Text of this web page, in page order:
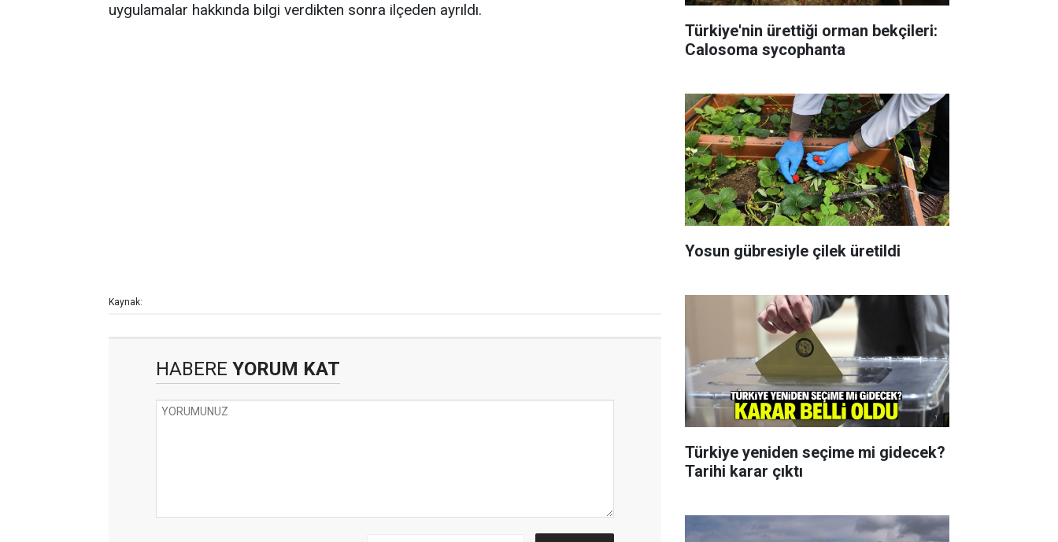
uygulamalar hakkında bilgi verdikten sonra ilçeden ayrıldı.
Kaynak:
HABERE YORUM KAT
Türkiye'nin ürettiği orman bekçileri:
Calosoma sycophanta
Yosun gübresiyle çilek üretildi
Türkiye yeniden seçime mi gidecek?
Tarihi karar çıktı